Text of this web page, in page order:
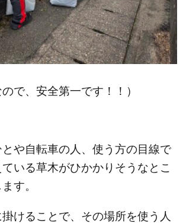
ので、安全第一です！！）
や自転車の人、使う方の目線で
いる草木がひかかりそうなとこ
す。
けることで、その場所を使う人